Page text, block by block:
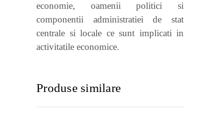
economie, oamenii politici si
componentii administratiei de stat
centrale si locale ce sunt implicati in
activitatile economice.
Produse similare